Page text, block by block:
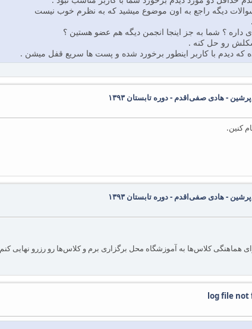
دیگه راجع به اون موضوع میشید که به نظرم خوب نیست
داره ؟ شما به جز اینجا انجمن دیگه هم عضو هستین ؟
رو حل کنه .
که دیدم با کاربر اینطور برخورد شده و پست ها سریع قفل میشن .
- هادی صفی‌اقدم - دوره تابستان ۱۳۹۳
- هادی صفی‌اقدم - دوره تابستان ۱۳۹۳